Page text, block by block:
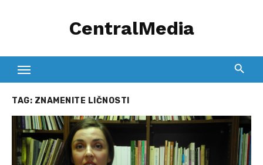
CentralMedia
TAG: ZNAMENITE LIČNOSTI